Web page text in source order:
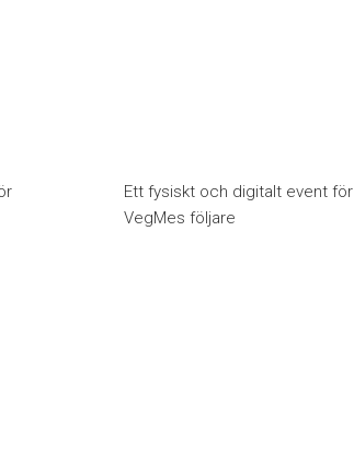
Ett fysiskt och digitalt event för
VegMes följare